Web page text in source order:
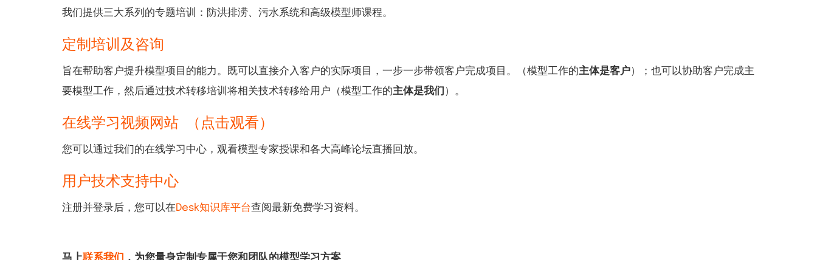
我们提供三大系列的专题培训：防洪排涝、污水系统和高级模型师课程。
定制培训及咨询
旨在帮助客户提升模型项目的能力。既可以直接介入客户的实际项目，一步一步带领客户完成项目。（模型工作的主体是客户）；也可以协助客户完成主
要模型工作，然后通过技术转移培训将相关技术转移给用户（模型工作的主体是我们 ）。
在线学习视频网站 （点击观看）
您可以通过我们的在线学习中心，观看模型专家授课和各大高峰论坛直播回放。
用户技术支持中心
注册并登录后，您可以在Desk知识库平台查阅最新免费学习资料。
马上联系我们 ，为您量身定制专属于您和团队的模型学习方案